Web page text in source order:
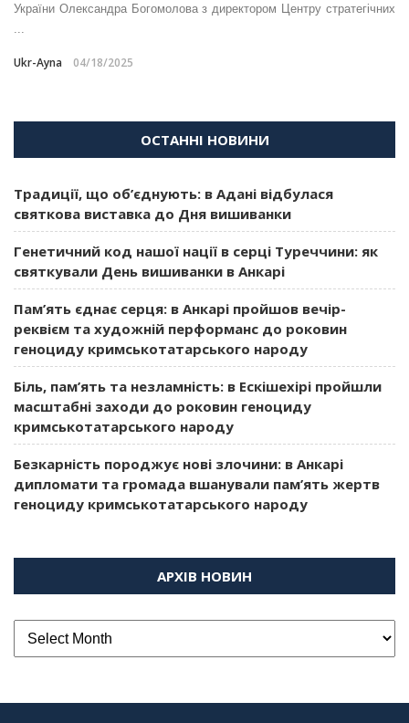
України Олександра Богомолова з директором Центру стратегічних
Ukr-Ayna 04/18/2025
ОСТАННІ НОВИНИ
Традиції, що об’єднують: в Адані відбулася
святкова виставка до Дня вишиванки
Генетичний код нашої нації в серці Туреччини: як
святкували День вишиванки в Анкарі
Пам’ять єднає серця: в Анкарі пройшов вечір-
реквієм та художній перформанс до роковин
геноциду кримськотатарського народу
Біль, пам’ять та незламність: в Ескішехірі пройшли
масштабні заходи до роковин геноциду
кримськотатарського народу
Безкарність породжує нові злочини: в Анкарі
дипломати та громада вшанували пам’ять жертв
геноциду кримськотатарського народу
АРХІВ НОВИН